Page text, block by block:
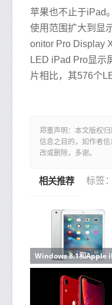
苹果也不止于iPad
使用范围扩大到显
onitor Pro Display
LED iPad Pro显示
片相比，其576个
郑重声明：本文版权
信息之目的，如作者
改或删除，多谢。
标签：
相关推荐